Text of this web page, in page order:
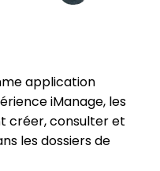
application
iManage, les
créer, consulter et
les dossiers de